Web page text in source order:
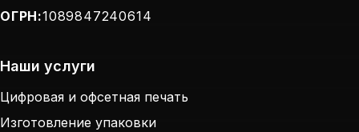
ОГРН:1089847240614
Наши услуги
Цифровая и офсетная печать
Изготовление упаковки